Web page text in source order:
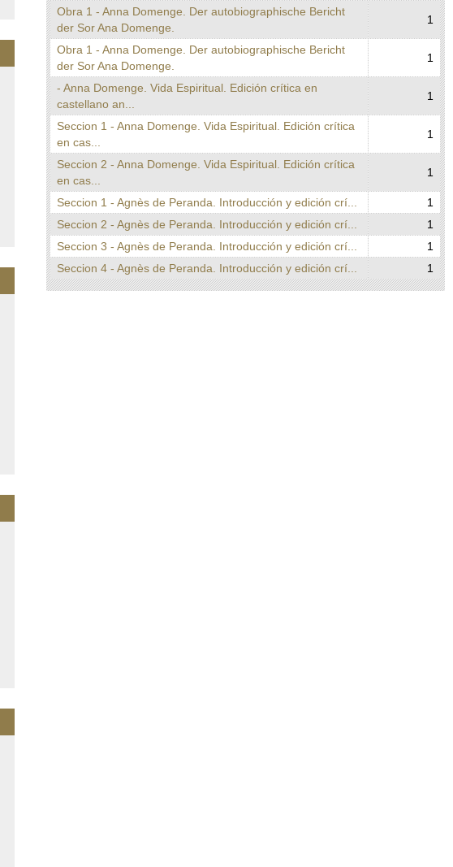
Obra 1 - Anna Domenge. Der autobiographische Bericht
der Sor Ana Domenge.
1
Obra 1 - Anna Domenge. Der autobiographische Bericht
der Sor Ana Domenge.
1
- Anna Domenge. Vida Espiritual. Edición crítica en
castellano an...
1
Seccion 1 - Anna Domenge. Vida Espiritual. Edición crítica
en cas...
1
Seccion 2 - Anna Domenge. Vida Espiritual. Edición crítica
en cas...
1
Seccion 1 - Agnès de Peranda. Introducción y edición crí...
1
Seccion 2 - Agnès de Peranda. Introducción y edición crí...
1
Seccion 3 - Agnès de Peranda. Introducción y edición crí...
1
Seccion 4 - Agnès de Peranda. Introducción y edición crí...
1